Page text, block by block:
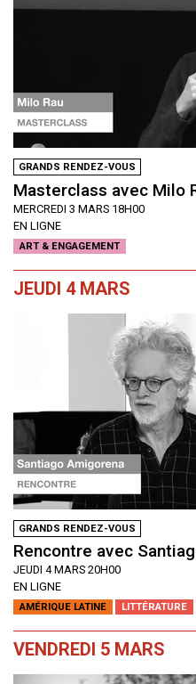
GRANDS RENDEZ-VOUS
Masterclass avec Milo
MERCREDI 3 MARS 18H00
EN LIGNE
ART & ENGAGEMENT
JEUDI 4 MARS
GRANDS RENDEZ-VOUS
Rencontre avec
JEUDI 4 MARS 20H00
EN LIGNE
AMÉRIQUE LATINE LITTÉRATURE
VENDREDI 5 MARS